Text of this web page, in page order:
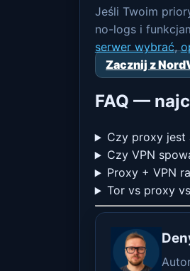
Jeśli Twoim
no-logs i
serwer wybrać,
Zacznij z
FAQ —
Czy proxy jest
Czy VPN
Proxy + VPN
Tor vs proxy